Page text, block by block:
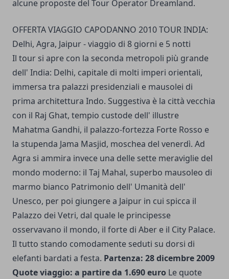
alcune proposte del Tour Operator Dreamland.
OFFERTA VIAGGIO CAPODANNO 2010 TOUR INDIA:
Delhi, Agra, Jaipur - viaggio di 8 giorni e 5 notti
Il tour si apre con la seconda metropoli più grande
dell' India: Delhi, capitale di molti imperi orientali,
immersa tra palazzi presidenziali e mausolei di
prima architettura Indo. Suggestiva è la città vecchia
con il Raj Ghat, tempio custode dell' illustre
Mahatma Gandhi, il palazzo-fortezza Forte Rosso e
la stupenda Jama Masjid, moschea del venerdì. Ad
Agra si ammira invece una delle sette meraviglie del
mondo moderno: il Taj Mahal, superbo mausoleo di
marmo bianco Patrimonio dell' Umanità dell'
Unesco, per poi giungere a Jaipur in cui spicca il
Palazzo dei Vetri, dal quale le principesse
osservavano il mondo, il forte di Aber e il City Palace.
Il tutto stando comodamente seduti su dorsi di
elefanti bardati a festa. Partenza: 28 dicembre 2009
Quote viaggio: a partire da 1.690 euro Le quote